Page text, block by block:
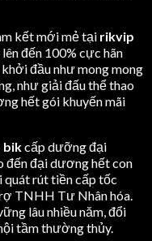
kết mới mẻ tại rikvip
đến 100% cực hãn
đầu như mong mong
như giải đấu thể thao
hết gói khuyến mãi
bikcấp dưỡng đại
đến đại dương hết con
rút tiền cấp tốc
TNHH Tư Nhân hóa.
lâu nhiều năm, đổi
tầm thường thủy.